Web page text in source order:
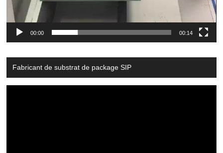
00:00 00:14
Fabricant de substrat de package SIP